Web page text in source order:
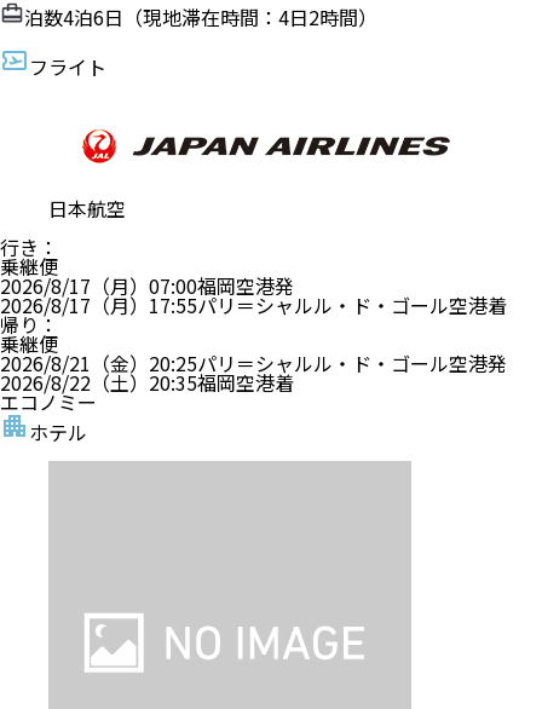
泊数4泊6日（現地滞在時間： 4日2時間）
フライト
日本航空
行き ：
乗継便
2026/8/17（月） 07:00福岡空港発
2026/8/17（月） 17:55パリ＝シャルル・ド・ゴール空港着
帰り ：
乗継便
2026/8/21（金） 20:25パリ＝シャルル・ド・ゴール空港発
2026/8/22（土） 20:35福岡空港着
エコノミー
ホテル